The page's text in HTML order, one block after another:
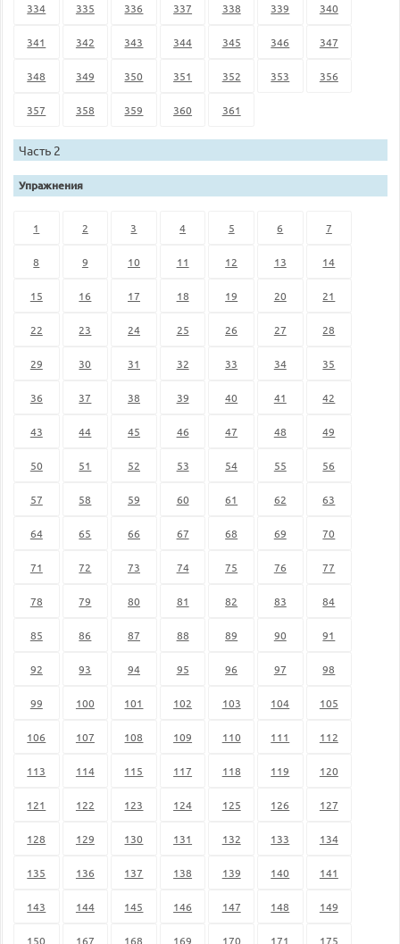
334 335 336 337 338 339 340
341 342 343 344 345 346 347
348 349 350 351 352 353 356
357 358 359 360 361
Часть 2
Упражнения
1 2 3 4 5 6 7
8 9 10 11 12 13 14
15 16 17 18 19 20 21
22 23 24 25 26 27 28
29 30 31 32 33 34 35
36 37 38 39 40 41 42
43 44 45 46 47 48 49
50 51 52 53 54 55 56
57 58 59 60 61 62 63
64 65 66 67 68 69 70
71 72 73 74 75 76 77
78 79 80 81 82 83 84
85 86 87 88 89 90 91
92 93 94 95 96 97 98
99 100 101 102 103 104 105
106 107 108 109 110 111 112
113 114 115 117 118 119 120
121 122 123 124 125 126 127
128 129 130 131 132 133 134
135 136 137 138 139 140 141
143 144 145 146 147 148 149
150 167 168 169 170 171 175